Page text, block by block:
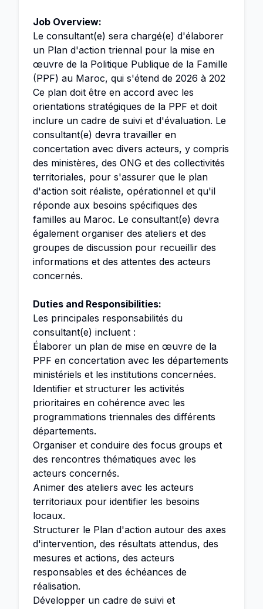
Job Overview:
Le consultant(e) sera chargé(e) d'élaborer
un Plan d'action triennal pour la mise en
œuvre de la Politique Publique de la Famille
(PPF) au Maroc, qui s'étend de 2026 à 202
Ce plan doit être en accord avec les
orientations stratégiques de la PPF et doit
inclure un cadre de suivi et d'évaluation. Le
consultant(e) devra travailler en
concertation avec divers acteurs, y compris
des ministères, des ONG et des collectivités
territoriales, pour s'assurer que le plan
d'action soit réaliste, opérationnel et qu'il
réponde aux besoins spécifiques des
familles au Maroc. Le consultant(e) devra
également organiser des ateliers et des
groupes de discussion pour recueillir des
informations et des attentes des acteurs
concernés.
Duties and Responsibilities:
Les principales responsabilités du
consultant(e) incluent :
Élaborer un plan de mise en œuvre de la
PPF en concertation avec les départements
ministériels et les institutions concernées.
Identifier et structurer les activités
prioritaires en cohérence avec les
programmations triennales des différents
départements.
Organiser et conduire des focus groups et
des rencontres thématiques avec les
acteurs concernés.
Animer des ateliers avec les acteurs
territoriaux pour identifier les besoins
locaux.
Structurer le Plan d'action autour des axes
d'intervention, des résultats attendus, des
mesures et actions, des acteurs
responsables et des échéances de
réalisation.
Développer un cadre de suivi et